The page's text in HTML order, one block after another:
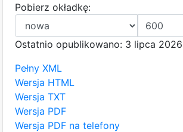
Pobierz okładkę:
Ostatnio opublikowano: 3 lipca
Pełny XML
Wersja HTML
Wersja TXT
Wersja PDF
Wersja PDF na telefony